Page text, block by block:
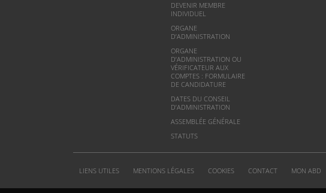
DEVENIR MEMBRE
INDIVIDUEL
ORGANE
D’ADMINISTRATION
ORGANE
D’ADMINISTRATION OU
VÉRIFICATEUR AUX
COMPTES : FORMULAIRE
DE CANDIDATURE
DATES DU CONSEIL
D’ADMINISTRATION
ASSEMBLÉE GÉNÉRALE
STATUTS
LIENS UTILES MENTIONS LÉGALES COOKIES CONTACT MON ABD